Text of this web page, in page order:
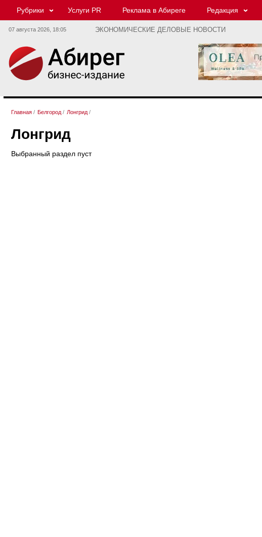
Рубрики Услуги PR Реклама в Абиреге Редакция
07 августа 2026, 18:05 ЭКОНОМИЧЕСКИЕ ДЕЛОВЫЕ НОВОСТИ
Главная / Белгород / Лонгрид /
Лонгрид
Выбранный раздел пуст